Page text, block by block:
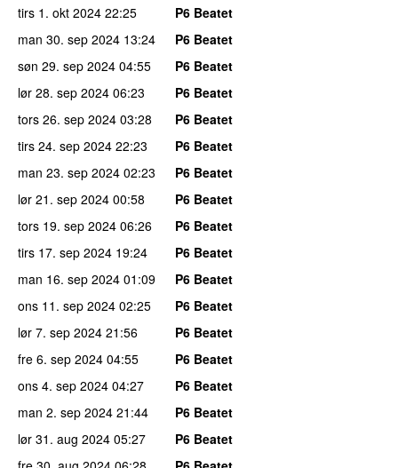
tirs 1. okt 2024 22:25
P6 Beatet
man 30. sep 2024 13:24
P6 Beatet
søn 29. sep 2024 04:55
P6 Beatet
lør 28. sep 2024 06:23
P6 Beatet
tors 26. sep 2024 03:28
P6 Beatet
tirs 24. sep 2024 22:23
P6 Beatet
man 23. sep 2024 02:23
P6 Beatet
lør 21. sep 2024 00:58
P6 Beatet
tors 19. sep 2024 06:26
P6 Beatet
tirs 17. sep 2024 19:24
P6 Beatet
man 16. sep 2024 01:09
P6 Beatet
ons 11. sep 2024 02:25
P6 Beatet
lør 7. sep 2024 21:56
P6 Beatet
fre 6. sep 2024 04:55
P6 Beatet
ons 4. sep 2024 04:27
P6 Beatet
man 2. sep 2024 21:44
P6 Beatet
lør 31. aug 2024 05:27
P6 Beatet